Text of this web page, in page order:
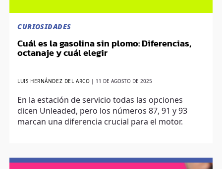
CURIOSIDADES
Cuál es la gasolina sin plomo: Diferencias,
octanaje y cuál elegir
LUIS HERNÁNDEZ DEL ARCO 11 DE AGOSTO DE 2025
En la estación de servicio todas las opciones
dicen Unleaded, pero los números 87, 91 y 93
marcan una diferencia crucial para el motor.